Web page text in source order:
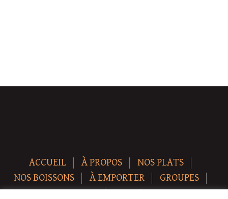
ACCUEIL À PROPOS
NOS PLATS
NOS BOISSONS
À EMPORTER
GROUPES
NEWS
CONTACT